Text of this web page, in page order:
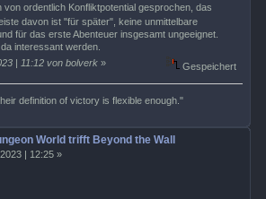
ordentlich Konfliktpotential gesprochen, das
davon ist "für später", keine unmittelbare
für das erste Abenteuer insgesamt ungeeignet.
interessant werden.
| 11:12 von bolverk » Gespeichert
definition of victory is flexible enough."
World trifft Beyond the Wall
| 12:25 »